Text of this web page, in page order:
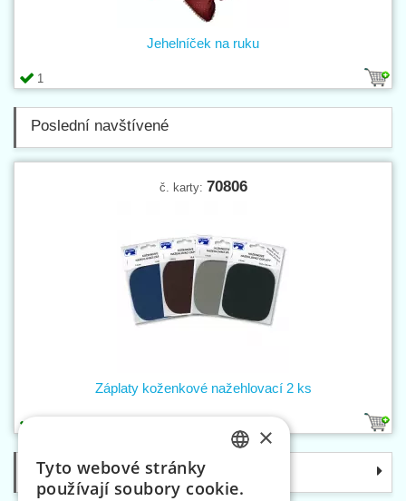
1
Jehelníček na ruku
Poslední navštívené
č. karty: 70806
Záplaty koženkové nažehlovací 2 ks
Kategorie
×
Tyto webové stránky
používají soubory cookie.